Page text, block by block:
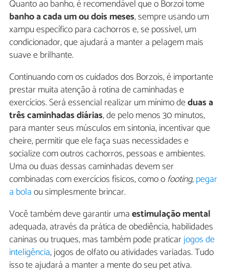
Quanto ao banho, é recomendável que o Borzoi tome
banho a cada um ou dois meses, sempre usando um
xampu específico para cachorros e, se possível, um
condicionador, que ajudará a manter a pelagem mais
suave e brilhante.
Continuando com os cuidados dos Borzois, é importante
prestar muita atenção à rotina de caminhadas e
exercícios. Será essencial realizar um mínimo deduas a
três caminhadas diárias, de pelo menos 30 minutos,
para manter seus músculos em sintonia, incentivar que
cheire, permitir que ele faça suas necessidades e
socialize com outros cachorros, pessoas e ambientes.
Uma ou duas dessas caminhadas devem ser
combinadas com exercícios físicos, como ofooting,pegar
a bolaou simplesmente brincar.
Você também deve garantir umaestimulação mental
adequada, através da prática de obediência, habilidades
caninas ou truques, mas também pode praticarjogos de
inteligência, jogos de olfato ou atividades variadas. Tudo
isso te ajudará a manter a mente do seu pet ativa.